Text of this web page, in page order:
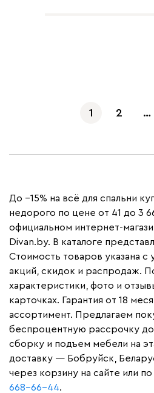
1 2 …
До −15% на всё для спальни
недорого по цене от 41 до 3
официальном интернет-
Divan.by. В каталоге
Стоимость товаров указана
акций, скидок и распродаж.
характеристики, фото и
карточках. Гарантия от 18
ассортимент. Предлагаем
беспроцентную рассрочку
сборку и подъем мебели на
доставку — Бобруйск,
через корзину на сайте или
668-66-44.